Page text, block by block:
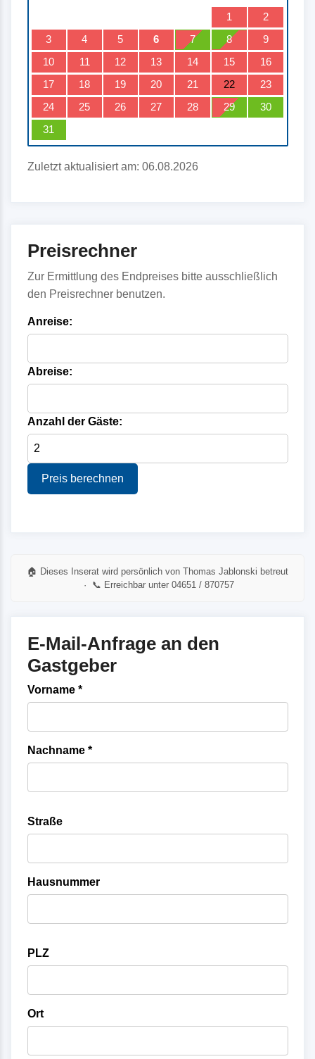
1
2
3
4 5 6 7 8
9
10
11 12 13 14 15
16
17
18 19 20 21 22
23
24
25 26 27 28 29
30
31
Zuletzt aktualisiert am: 06.08.2026
Preisrechner
Zur Ermittlung des Endpreises bitte ausschließlich
den Preisrechner benutzen.
Anreise:
Abreise:
Anzahl der Gäste:
Preis berechnen
🏠 Dieses Inserat wird persönlich von Thomas Jablonski betreut
· 📞 Erreichbar unter 04651 / 870757
E-Mail-Anfrage an den
Gastgeber
Vorname *
Nachname *
Straße
Hausnummer
PLZ
Ort